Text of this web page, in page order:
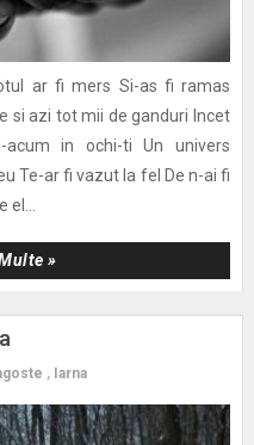
ar fi mers Si-as fi ramas
si azi tot mii de ganduri Incet
in ochi-ti Un univers
Te-ar fi vazut la fel De n-ai fi
el...
»
, Iarna